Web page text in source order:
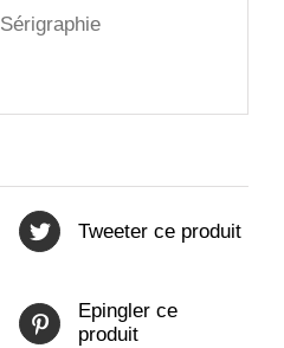
Sérigraphie
Tweeter ce produit
Epingler ce
produit